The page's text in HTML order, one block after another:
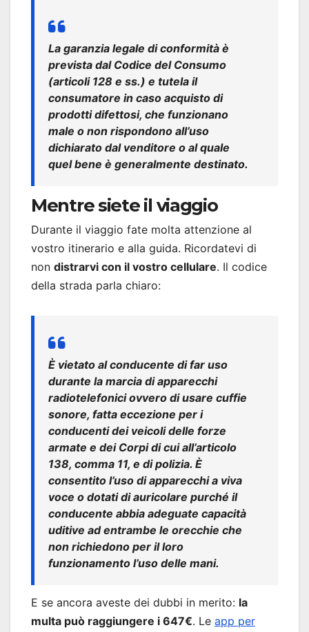
La garanzia legale di conformità è
prevista dal Codice del Consumo
(articoli 128 e ss.) e tutela il
consumatore in caso acquisto di
prodotti difettosi, che funzionano
male o non rispondono all’uso
dichiarato dal venditore o al quale
quel bene è generalmente destinato.
Mentre siete il viaggio
Durante il viaggio fate molta attenzione al
vostro itinerario e alla guida. Ricordatevi di
non distrarvi con il vostro cellulare. Il codice
della strada parla chiaro:
È vietato al conducente di far uso
durante la marcia di apparecchi
radiotelefonici ovvero di usare cuffie
sonore, fatta eccezione per i
conducenti dei veicoli delle forze
armate e dei Corpi di cui all’articolo
138, comma 11, e di polizia. È
consentito l’uso di apparecchi a viva
voce o dotati di auricolare purché il
conducente abbia adeguate capacità
uditive ad entrambe le orecchie che
non richiedono per il loro
funzionamento l’uso delle mani.
E se ancora aveste dei dubbi in merito: la
multa può raggiungere i 647€. Le app per